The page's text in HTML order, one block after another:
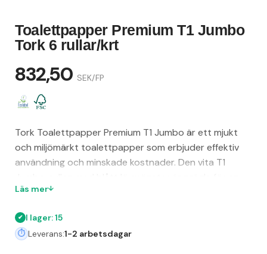
Toalettpapper Premium T1 Jumbo
Tork 6 rullar/krt
832,50 SEK/FP
Tork Toalettpapper Premium T1 Jumbo är ett mjukt
och miljömärkt toalettpapper som erbjuder effektiv
användning och minskade kostnader. Den vita T1
tjockare känsla och ett snyggt utseende, vilket passar
Förpackningen innehåller 6 rullar och papperet är
certifierat med FSC och EU Ecolabel. Dessutom är
Läs mer
I lager: 15
Leverans:1-2 arbetsdagar